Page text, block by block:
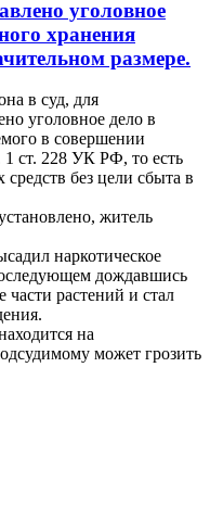
уголовное
хранения
размере.
в суд, для
уголовное дело в
в совершении
1 ст. 228 УК РФ, то есть
средств без цели сбыта в
житель
наркотическое
дождавшись
части растений и стал
на
может грозить